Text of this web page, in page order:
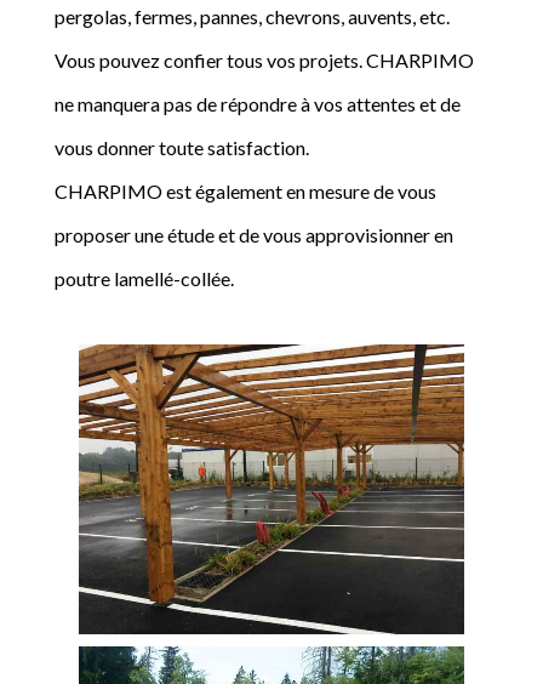
pergolas, fermes, pannes, chevrons, auvents, etc.
Vous pouvez confier tous vos projets. CHARPIMO
ne manquera pas de répondre à vos attentes et de
vous donner toute satisfaction.
CHARPIMO est également en mesure de vous
proposer une étude et de vous approvisionner en
poutre lamellé-collée.